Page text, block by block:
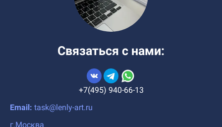
Связаться с нами:
+7(495) 940-66-13
Email: task@lenly-art.ru
г.Москва